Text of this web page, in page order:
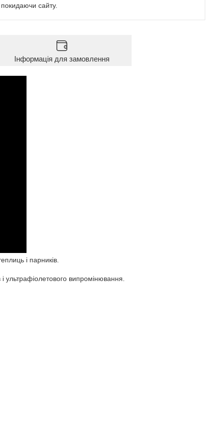
сайту.
Інформація для замовлення
і парників.
і ультрафіолетового випромінювання.